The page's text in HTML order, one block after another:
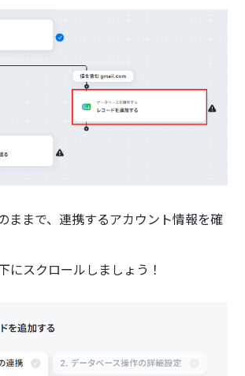
ままで、連携するアカウント情報を確
にスクロールしましょう！